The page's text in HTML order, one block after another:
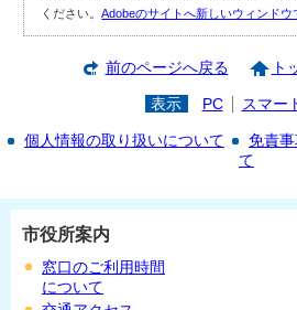
ください。Adobeのサイトへ新しいウィンドウ
前のページへ戻る ト
表示 PC スマー
個人情報の取り扱いについて 免責
て
市役所案内
窓口のご利用時間
について